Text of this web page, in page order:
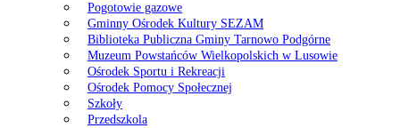
Pogotowie gazowe
Gminny Ośrodek Kultury SEZAM
Biblioteka Publiczna Gminy Tarnowo Podgórne
Muzeum Powstańców Wielkopolskich w Lusowie
Ośrodek Sportu i Rekreacji
Ośrodek Pomocy Społecznej
Szkoły
Przedszkola